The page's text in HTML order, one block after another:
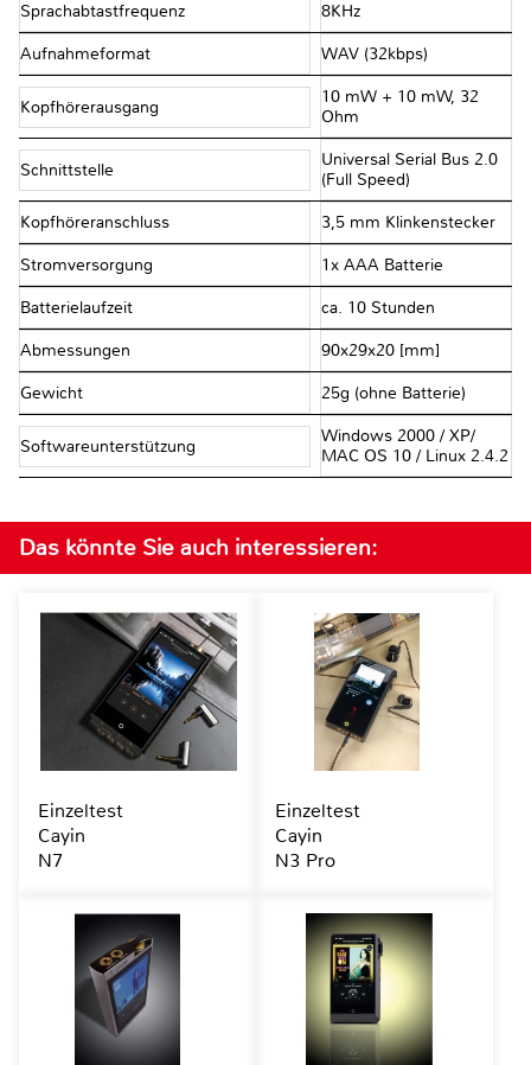
Sprachabtastfrequenz 8KHz
Aufnahmeformat WAV (32kbps)
Kopfhörerausgang
10 mW + 10 mW, 32
Ohm
Schnittstelle
Universal Serial Bus 2.0
(Full Speed)
Kopfhöreranschluss 3,5 mm Klinkenstecker
Stromversorgung 1x AAA Batterie
Batterielaufzeit ca. 10 Stunden
Abmessungen 90x29x20 [mm]
Gewicht 25g (ohne Batterie)
Softwareunterstützung
Windows 2000 / XP/
MAC OS 10 / Linux 2.4.2
Das könnte Sie auch interessieren:
Einzeltest
Cayin
N7
Einzeltest
Cayin
N3 Pro